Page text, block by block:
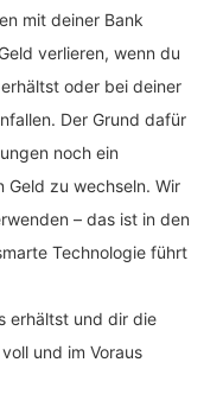
mit deiner Bank
verlieren, wenn du
oder bei deiner
Der Grund dafür
noch ein
zu wechseln. Wir
– das ist in den
Technologie führt
erhältst und dir die
und im Voraus